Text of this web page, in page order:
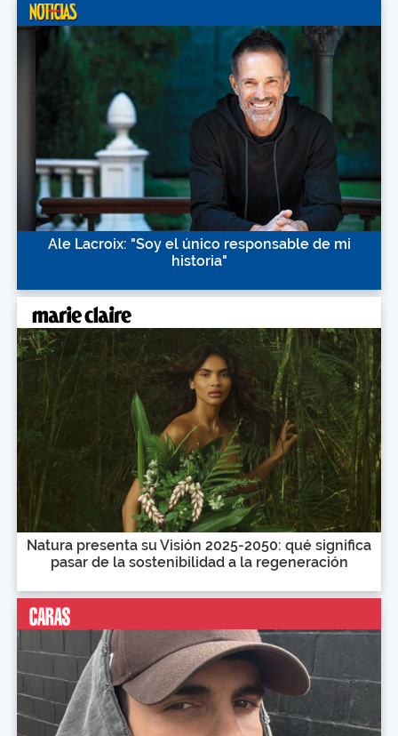
Ale Lacroix: "Soy el único responsable de mi
historia"
Natura presenta su Visión 2025-2050: qué significa
pasar de la sostenibilidad a la regeneración